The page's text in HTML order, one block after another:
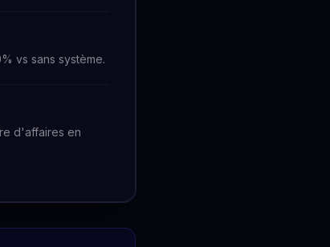
vs sans système.
d'affaires en